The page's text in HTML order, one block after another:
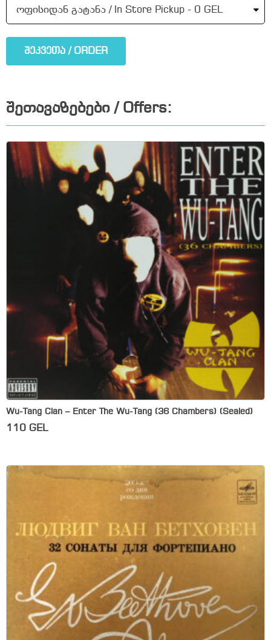
შეკვეთა / ORDER
შეთავაზებები / Offers:
Wu-Tang Clan – Enter The Wu-Tang (36 Chambers) (Sealed)
110 GEL